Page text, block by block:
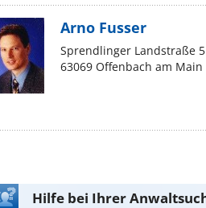
Arno Fusser
Sprendlinger Landstraße 5
63069 Offenbach am Main
Hilfe bei Ihrer